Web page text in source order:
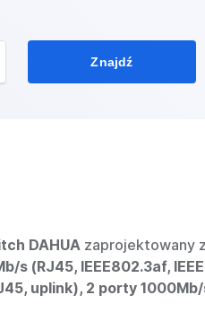
Znajdź
DAHUA zaprojektowany
s (RJ45, IEEE802.3af,
uplink), 2 porty 1000Mb/